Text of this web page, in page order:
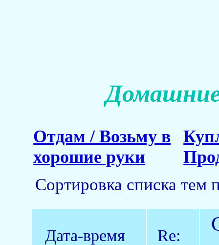
Отдам / Возьму в
хорошие руки
Сортировка списка тем
Дата-время Re: